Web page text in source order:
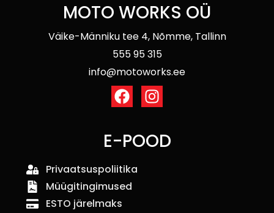
MOTO WORKS OÜ
Väike-Männiku tee 4, Nõmme, Tallinn
555 95 315
info@motoworks.ee
E-POOD
Privaatsuspoliitika
Müügitingimused
ESTO järelmaks